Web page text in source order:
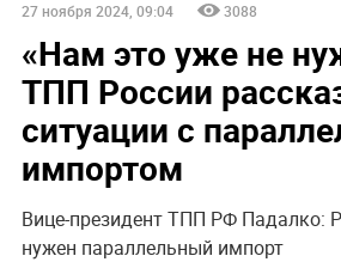
27 ноября 2024, 09:04 3088
«Нам это уже не
ТПП России
ситуации с
импортом
Вице-президент ТПП РФ Падалко:
нужен параллельный импорт